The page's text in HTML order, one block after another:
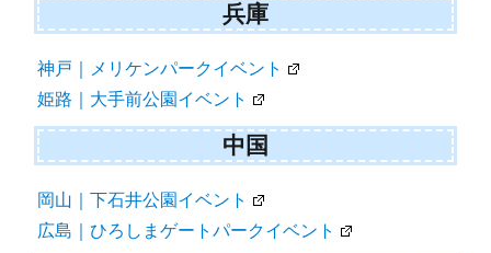
兵庫
神戸｜メリケンパークイベント
姫路｜大手前公園イベント
中国
岡山｜下石井公園イベント
広島｜ひろしまゲートパークイベント